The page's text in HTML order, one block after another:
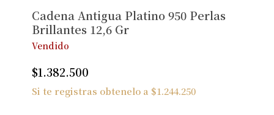
Cadena Antigua Platino 950 Perlas
Brillantes 12,6 Gr
Vendido
$1.382.500
Si te registras obtenelo a $1.244.250